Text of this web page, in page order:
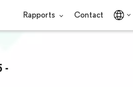
Rapports Contact
-